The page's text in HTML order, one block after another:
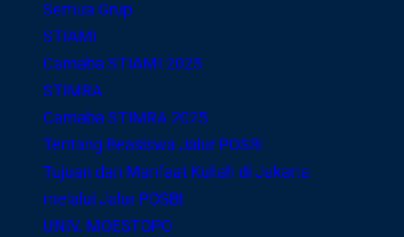
Semua Grup
STIAMI
Camaba STIAMI 2025
STIMRA
Camaba STIMRA 2025
Tentang Beasiswa Jalur POSBI
Tujuan dan Manfaat Kuliah di Jakarta
melalui Jalur POSBI
UNIV. MOESTOPO